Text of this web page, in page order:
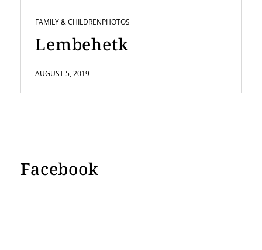
FAMILY & CHILDRENPHOTOS
Lembehetk
AUGUST 5, 2019
Facebook